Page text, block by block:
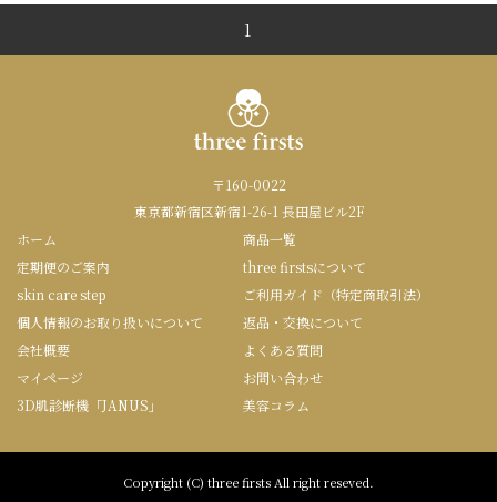
1
〒160-0022
東京都新宿区新宿1-26-1 長田屋ビル2F
ホーム
商品一覧
定期便のご案内
three firstsについて
skin care step
ご利用ガイド（特定商取引法）
個人情報のお取り扱いについて
返品・交換について
会社概要
よくある質問
マイページ
お問い合わせ
3D肌診断機「JANUS」
美容コラム
Copyright (C) three firsts All right reseved.